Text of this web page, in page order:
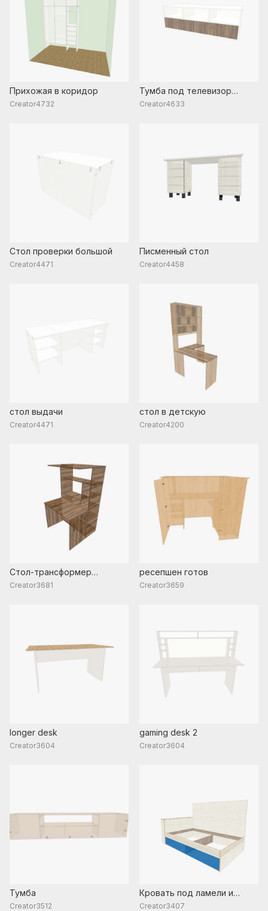
Прихожая в коридор
Creator4732
Тумба под телевизор
подвесная
Creator4633
Стол проверки большой
Creator4471
Писменный стол
Creator4458
стол выдачи
Creator4471
стол в детскую
Creator4200
Стол-трансформер
(складывается в шкаф)
Creator3681
ресепшен готов
Creator3659
longer desk
Creator3604
gaming desk 2
Creator3604
Тумба
Creator3512
Кровать под ламели и
мягкие боковины
Creator3407